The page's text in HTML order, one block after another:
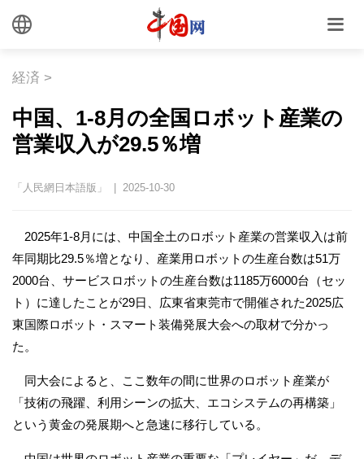
経済 >
中国、1-8月の全国ロボット産業の
営業収入が29.5％増
「人民網日本語版」 | 2025-10-30
2025年1-8月には、中国全土のロボット産業の営業収入は前
年同期比29.5％増となり、産業用ロボットの生産台数は51万
2000台、サービスロボットの生産台数は1185万6000台（セッ
ト）に達したことが29日、広東省東莞市で開催された2025広
東国際ロボット・スマート装備発展大会への取材で分かっ
た。
同大会によると、ここ数年の間に世界のロボット産業が
「技術の飛躍、利用シーンの拡大、エコシステムの再構築」
という黄金の発展期へと急速に移行している。